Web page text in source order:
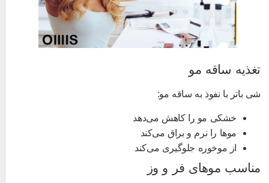
ساقه مو
باتر با نفوذ به ساقه مو:
خشکی مو را کاهش می‌دهد
موها را نرم و براق می‌کند
از موخوره جلوگیری می‌کند
موهای فر و وز